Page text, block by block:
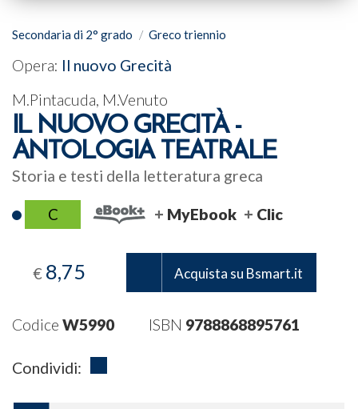
Secondaria di 2° grado Greco triennio
Opera: Il nuovo Grecità
M.Pintacuda, M.Venuto
IL NUOVO GRECITÀ -
ANTOLOGIA TEATRALE
Storia e testi della letteratura greca
C MyEbook Clic
€ 8,75 Acquista su Bsmart.it
Codice W5990 ISBN 9788868895761
Condividi: